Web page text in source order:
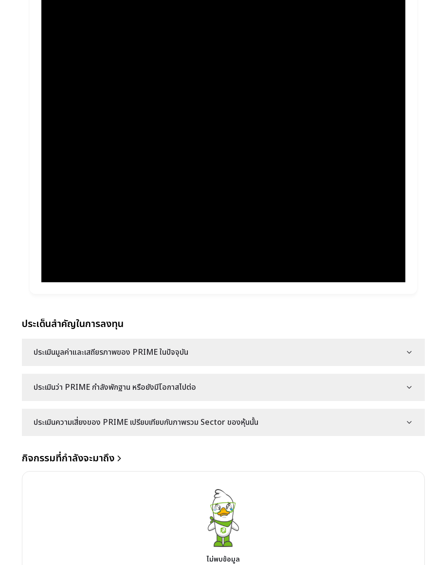
ประเด็นสำคัญในการลงทุน
ประเมินมูลค่าและเสถียรภาพของ PRIME ในปัจจุบัน
ประเมินว่า PRIME กำลังพักฐาน หรือยังมีโอกาสไปต่อ
ประเมินความเสี่ยงของ PRIME เปรียบเทียบกับภาพรวม Sector ของหุ้นนั้น
กิจกรรมที่กำลังจะมาถึง
ไม่พบข้อมูล